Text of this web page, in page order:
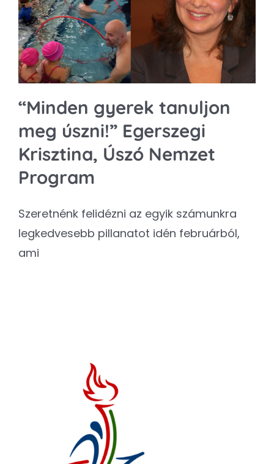
Kapcsolat
SEARCH
FOR:
“Minden gyerek tanuljon
meg úszni!” Egerszegi
Krisztina, Úszó Nemzet
Program
Szeretnénk felidézni az egyik számunkra
legkedvesebb pillanatot idén februárból,
ami